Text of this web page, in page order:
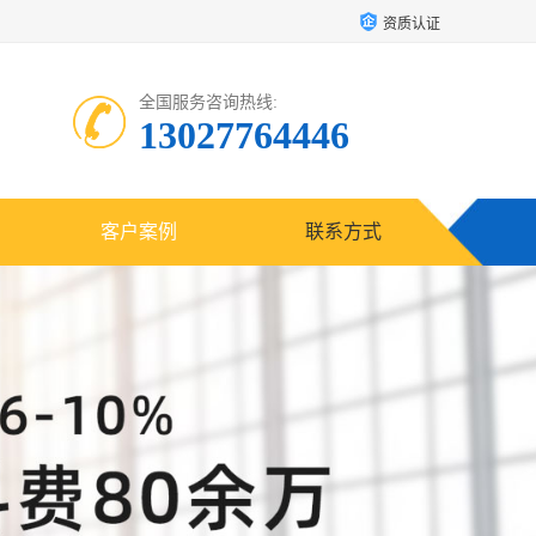
资质认证
全国服务咨询热线:
13027764446
客户案例 联系方式